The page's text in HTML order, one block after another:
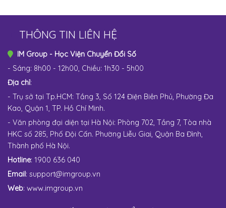
THÔNG TIN LIÊN HỆ
IM Group - Học Viện Chuyển Đổi Số
- Sáng: 8h00 - 12h00, Chiều: 1h30 - 5h00
Địa chỉ:
- Trụ sở tại Tp.HCM: Tầng 3, Số 124 Điện Biên Phủ, Phường Đa
Kao, Quận 1, TP. Hồ Chí Minh.
- Văn phòng đại diện tại Hà Nội: Phòng 702, Tầng 7, Tòa nhà
HKC số 285, Phố Đội Cấn. Phường Liễu Giai, Quận Ba Đình,
Thành phố Hà Nội.
Hotline: 1900 636 040
Email: support@imgroup.vn
Web: www.imgroup.vn